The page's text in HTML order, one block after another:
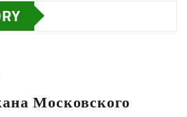
Московского